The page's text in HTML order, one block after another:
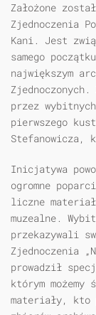
Założone
Zjednoczenia
Kani. Jest
samego
największym
przez
pierwszego
Stefanowicza,
Inicjatywa
ogromne
liczne
muzealne.
przekazywali
Zjednoczenia
prowadził
którym
materiały, kto